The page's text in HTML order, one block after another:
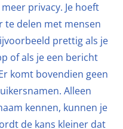
privacy. Je hoeft
delen met mensen
prettig als je
of als je een bericht
komt bovendien geen
Alleen
kennen, kunnen je
de kans kleiner dat